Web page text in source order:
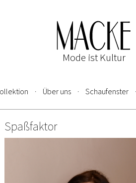
Mode ist Kultur
Über uns Schaufenster
Spaßfaktor